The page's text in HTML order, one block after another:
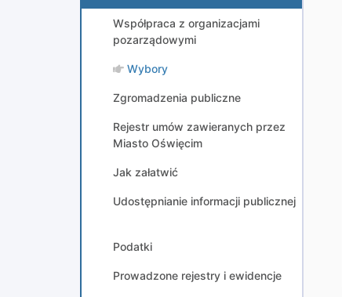
Współpraca z organizacjami
pozarządowymi
Wybory
Zgromadzenia publiczne
Rejestr umów zawieranych przez
Miasto Oświęcim
Jak załatwić
Udostępnianie informacji publicznej
Podatki
Prowadzone rejestry i ewidencje